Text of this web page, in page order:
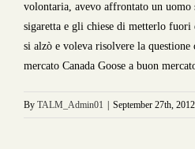
volontaria, avevo affrontato un uomo
sigaretta e gli chiese di metterlo
si alzò e voleva risolvere la
mercato Canada Goose a buon
By TALM_Admin01 September 27th, 2012